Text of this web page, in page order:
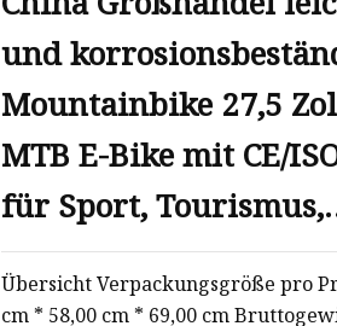
und
Mountainbike 27,5
MTB E-Bike mit CE/
für Sport, Tourismus,
Leichtathletik
Übersicht Verpackungsgröße pro
cm * 58,00 cm * 69,00 cm